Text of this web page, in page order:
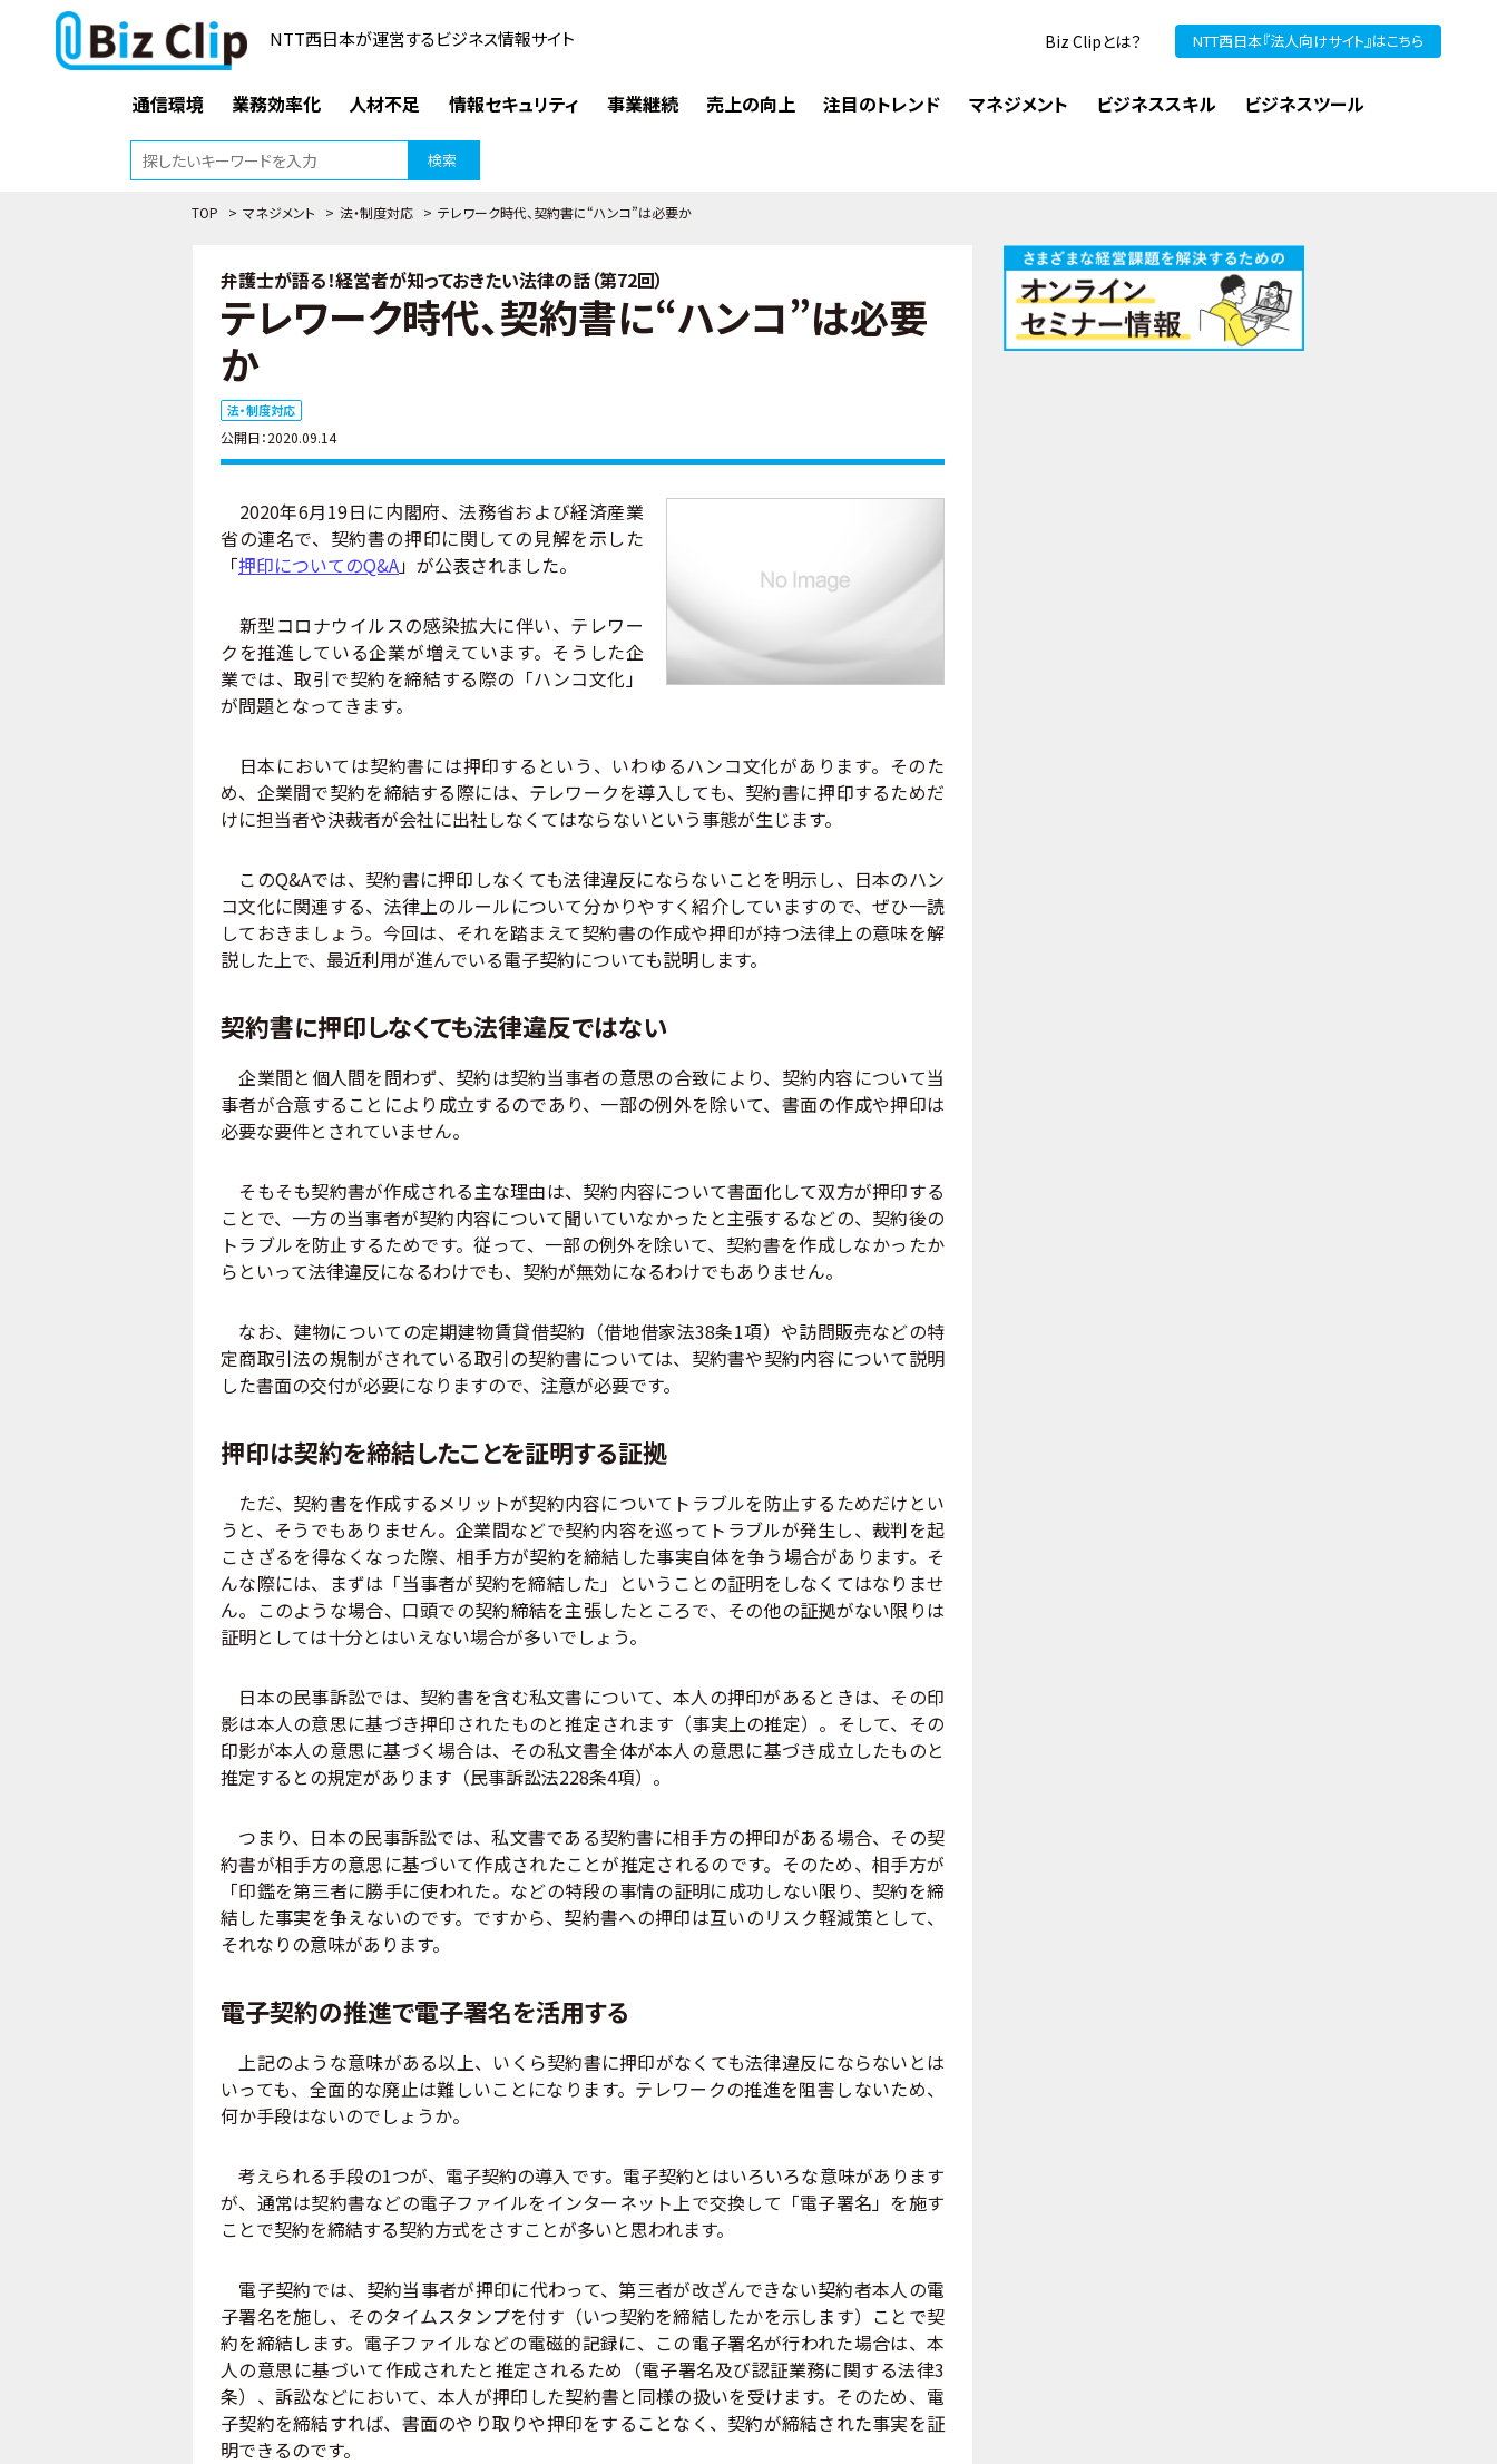
NTT西日本が運営するビジネス情報サイト Biz Clipとは？ NTT西日本『法人向けサイト』はこちら
通信環境 業務効率化 人材不足 情報セキュリティ 事業継続 売上の向上 注目のトレンド マネジメント ビジネススキル ビジネスツール
検索
TOP > マネジメント > 法・制度対応 > テレワーク時代、契約書に“ハンコ”は必要か
弁護士が語る！経営者が知っておきたい法律の話（第72回）
テレワーク時代、契約書に“ハンコ”は必要
か
法・制度対応
公開日：2020.09.14
2020年6月19日に内閣府、法務省および経済産業
省の連名で、契約書の押印に関しての見解を示した
「押印についてのQ&A」が公表されました。
新型コロナウイルスの感染拡大に伴い、テレワー
クを推進している企業が増えています。そうした企
業では、取引で契約を締結する際の「ハンコ文化」
が問題となってきます。
日本においては契約書には押印するという、いわゆるハンコ文化があります。そのた
め、企業間で契約を締結する際には、テレワークを導入しても、契約書に押印するためだ
けに担当者や決裁者が会社に出社しなくてはならないという事態が生じます。
このQ&Aでは、契約書に押印しなくても法律違反にならないことを明示し、日本のハン
コ文化に関連する、法律上のルールについて分かりやすく紹介していますので、ぜひ一読
しておきましょう。今回は、それを踏まえて契約書の作成や押印が持つ法律上の意味を解
説した上で、最近利用が進んでいる電子契約についても説明します。
契約書に押印しなくても法律違反ではない
企業間と個人間を問わず、契約は契約当事者の意思の合致により、契約内容について当
事者が合意することにより成立するのであり、一部の例外を除いて、書面の作成や押印は
必要な要件とされていません。
そもそも契約書が作成される主な理由は、契約内容について書面化して双方が押印する
ことで、一方の当事者が契約内容について聞いていなかったと主張するなどの、契約後の
トラブルを防止するためです。従って、一部の例外を除いて、契約書を作成しなかったか
らといって法律違反になるわけでも、契約が無効になるわけでもありません。
なお、建物についての定期建物賃貸借契約（借地借家法38条1項）や訪問販売などの特
定商取引法の規制がされている取引の契約書については、契約書や契約内容について説明
した書面の交付が必要になりますので、注意が必要です。
押印は契約を締結したことを証明する証拠
ただ、契約書を作成するメリットが契約内容についてトラブルを防止するためだけとい
うと、そうでもありません。企業間などで契約内容を巡ってトラブルが発生し、裁判を起
こさざるを得なくなった際、相手方が契約を締結した事実自体を争う場合があります。そ
んな際には、まずは「当事者が契約を締結した」ということの証明をしなくてはなりませ
ん。このような場合、口頭での契約締結を主張したところで、その他の証拠がない限りは
証明としては十分とはいえない場合が多いでしょう。
日本の民事訴訟では、契約書を含む私文書について、本人の押印があるときは、その印
影は本人の意思に基づき押印されたものと推定されます（事実上の推定）。そして、その
印影が本人の意思に基づく場合は、その私文書全体が本人の意思に基づき成立したものと
推定するとの規定があります（民事訴訟法228条4項）。
つまり、日本の民事訴訟では、私文書である契約書に相手方の押印がある場合、その契
約書が相手方の意思に基づいて作成されたことが推定されるのです。そのため、相手方が
「印鑑を第三者に勝手に使われた。などの特段の事情の証明に成功しない限り、契約を締
結した事実を争えないのです。ですから、契約書への押印は互いのリスク軽減策として、
それなりの意味があります。
電子契約の推進で電子署名を活用する
上記のような意味がある以上、いくら契約書に押印がなくても法律違反にならないとは
いっても、全面的な廃止は難しいことになります。テレワークの推進を阻害しないため、
何か手段はないのでしょうか。
考えられる手段の1つが、電子契約の導入です。電子契約とはいろいろな意味があります
が、通常は契約書などの電子ファイルをインターネット上で交換して「電子署名」を施す
ことで契約を締結する契約方式をさすことが多いと思われます。
電子契約では、契約当事者が押印に代わって、第三者が改ざんできない契約者本人の電
子署名を施し、そのタイムスタンプを付す（いつ契約を締結したかを示します）ことで契
約を締結します。電子ファイルなどの電磁的記録に、この電子署名が行われた場合は、本
人の意思に基づいて作成されたと推定されるため（電子署名及び認証業務に関する法律3
条）、訴訟などにおいて、本人が押印した契約書と同様の扱いを受けます。そのため、電
子契約を締結すれば、書面のやり取りや押印をすることなく、契約が締結された事実を証
明できるのです。